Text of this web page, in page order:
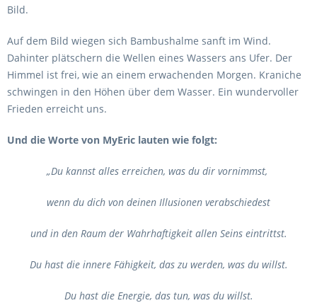
Bild.
Auf dem Bild wiegen sich Bambushalme sanft im Wind.
Dahinter plätschern die Wellen eines Wassers ans Ufer. Der
Himmel ist frei, wie an einem erwachenden Morgen. Kraniche
schwingen in den Höhen über dem Wasser. Ein wundervoller
Frieden erreicht uns.
Und die Worte von MyEric lauten wie folgt:
„Du kannst alles erreichen, was du dir vornimmst,
wenn du dich von deinen Illusionen verabschiedest
und in den Raum der Wahrhaftigkeit allen Seins eintrittst.
Du hast die innere Fähigkeit, das zu werden, was du willst.
Du hast die Energie, das tun, was du willst.